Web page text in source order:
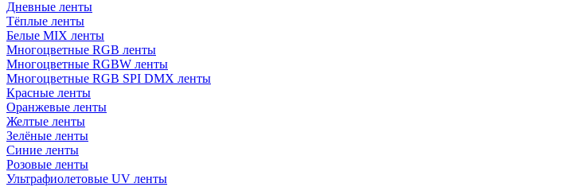
Дневные ленты
Тёплые ленты
Белые MIX ленты
Многоцветные RGB ленты
Многоцветные RGBW ленты
Многоцветные RGB SPI DMX ленты
Красные ленты
Оранжевые ленты
Желтые ленты
Зелёные ленты
Синие ленты
Розовые ленты
Ультрафиолетовые UV ленты